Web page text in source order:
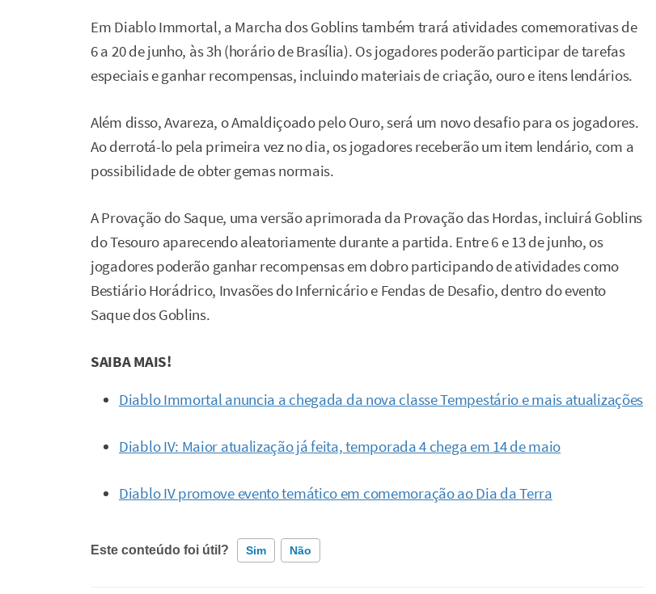
Em Diablo Immortal, a Marcha dos Goblins também trará atividades comemorativas de
6 a 20 de junho, às 3h (horário de Brasília). Os jogadores poderão participar de tarefas
especiais e ganhar recompensas, incluindo materiais de criação, ouro e itens lendários.
Além disso, Avareza, o Amaldiçoado pelo Ouro, será um novo desafio para os jogadores.
Ao derrotá-lo pela primeira vez no dia, os jogadores receberão um item lendário, com a
possibilidade de obter gemas normais.
A Provação do Saque, uma versão aprimorada da Provação das Hordas, incluirá Goblins
do Tesouro aparecendo aleatoriamente durante a partida. Entre 6 e 13 de junho, os
jogadores poderão ganhar recompensas em dobro participando de atividades como
Bestiário Horádrico, Invasões do Infernicário e Fendas de Desafio, dentro do evento
Saque dos Goblins.
SAIBA MAIS!
Diablo Immortal anuncia a chegada da nova classe Tempestário e mais atualizações
Diablo IV: Maior atualização já feita, temporada 4 chega em 14 de maio
Diablo IV promove evento temático em comemoração ao Dia da Terra
Este conteúdo foi útil? Sim Não